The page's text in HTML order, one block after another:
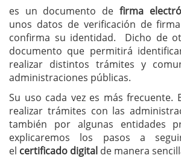
es un documento de firma
unos datos de verificación de
confirma su identidad. Dicho de
documento que permitirá
realizar distintos trámites y
administraciones públicas.
Su uso cada vez es más frecuente.
realizar trámites con las
también por algunas entidades
explicaremos los pasos a
el certificado digital de manera